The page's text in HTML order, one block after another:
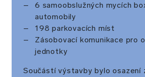
6 samoobslužných mycích
automobily
198 parkovacích míst
Zásobovací komunikace pro
jednotky
Součástí výstavby bylo osazení